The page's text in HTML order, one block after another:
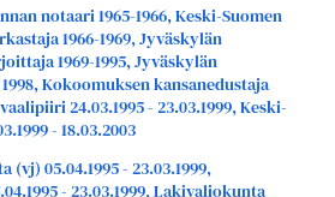
notaari 1965-1966, Keski-Suomen
1966-1969, Jyväskylän
1969-1995, Jyväskylän
Kokoomuksen kansanedustaja
24.03.1995 - 23.03.1999, Keski-
- 18.03.2003
05.04.1995 - 23.03.1999,
- 23.03.1999, Lakivaliokunta